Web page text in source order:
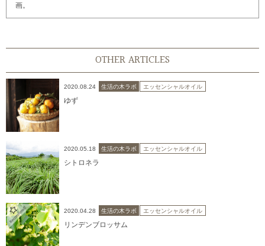
画。
OTHER ARTICLES
2020.08.24 生活の木ラボ エッセンシャルオイル
ゆず
2020.05.18 生活の木ラボ エッセンシャルオイル
シトロネラ
2020.04.28 生活の木ラボ エッセンシャルオイル
リンデンブロッサム